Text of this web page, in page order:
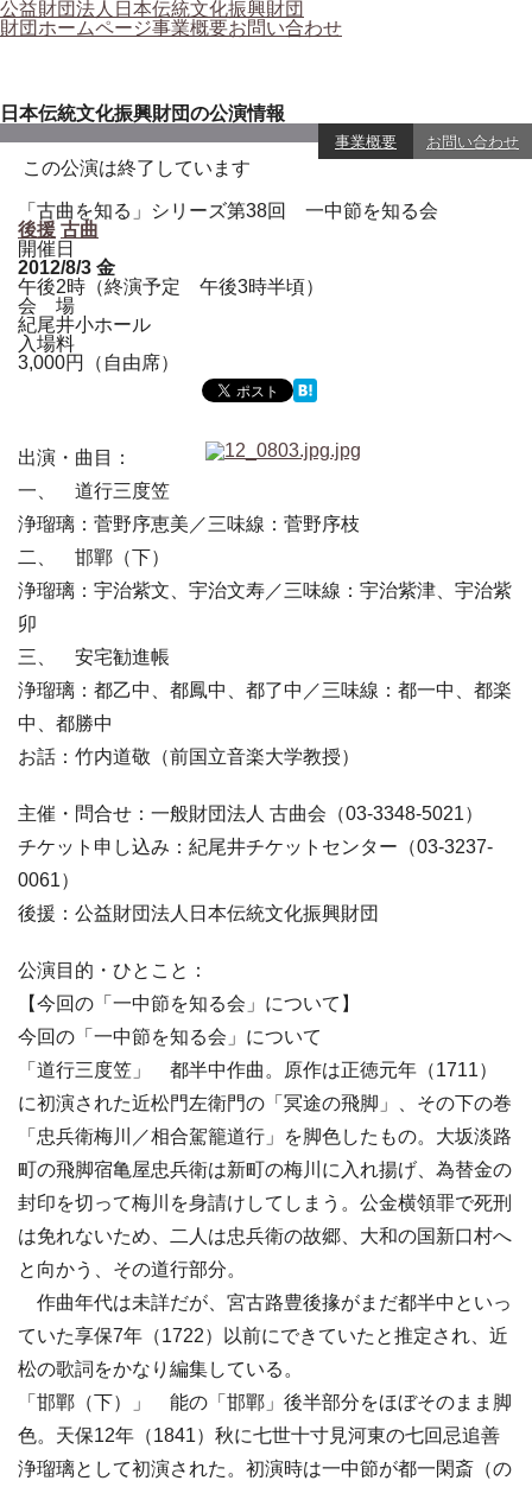
公益財団法人日本伝統文化振興財団
財団ホームページ事業概要お問い合わせ
日本伝統文化振興財団の公演情報
事業概要 お問い合わせ
この公演は終了しています
「古曲を知る」シリーズ第38回 一中節を知る会
後援 古曲
開催日
2012/8/3 金
午後2時（終演予定 午後3時半頃）
会 場
紀尾井小ホール
入場料
3,000円（自由席）
出演・曲目：
一、 道行三度笠
浄瑠璃：菅野序恵美／三味線：菅野序枝
二、 邯鄲（下）
浄瑠璃：宇治紫文、宇治文寿／三味線：宇治紫津、宇治紫
卯
三、 安宅勧進帳
浄瑠璃：都乙中、都鳳中、都了中／三味線：都一中、都楽
中、都勝中
お話：竹内道敬（前国立音楽大学教授）
主催・問合せ：一般財団法人 古曲会（03-3348-5021）
チケット申し込み：紀尾井チケットセンター（03-3237-
0061）
後援：公益財団法人日本伝統文化振興財団
公演目的・ひとこと：
【今回の「一中節を知る会」について】
今回の「一中節を知る会」について
「道行三度笠」 都半中作曲。原作は正徳元年（1711）
に初演された近松門左衛門の「冥途の飛脚」、その下の巻
「忠兵衛梅川／相合駕籠道行」を脚色したもの。大坂淡路
町の飛脚宿亀屋忠兵衛は新町の梅川に入れ揚げ、為替金の
封印を切って梅川を身請けしてしまう。公金横領罪で死刑
は免れないため、二人は忠兵衛の故郷、大和の国新口村へ
と向かう、その道行部分。
作曲年代は未詳だが、宮古路豊後掾がまだ都半中といっ
ていた享保7年（1722）以前にできていたと推定され、近
松の歌詞をかなり編集している。
「邯鄲（下）」 能の「邯鄲」後半部分をほぼそのまま脚
色。天保12年（1841）秋に七世十寸見河東の七回忌追善
浄瑠璃として初演された。初演時は一中節が都一閑斎（の